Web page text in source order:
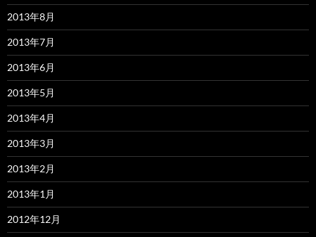
2013年8月
2013年7月
2013年6月
2013年5月
2013年4月
2013年3月
2013年2月
2013年1月
2012年12月